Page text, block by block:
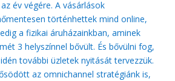
év végére. A vásárlások
történhettek mind online,
a fizikai áruházainkban, aminek
3 helyszínnel bővült. És bővülni fog,
további üzletek nyitását tervezzük.
az omnichannel stratégiánk is,